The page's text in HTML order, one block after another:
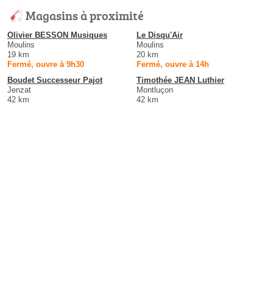
Magasins à proximité
Olivier BESSON Musiques
Moulins
19 km
Fermé, ouvre à 9h30
Le Disqu'Air
Moulins
20 km
Fermé, ouvre à 14h
Boudet Successeur Pajot
Jenzat
42 km
Timothée JEAN Luthier
Montluçon
42 km